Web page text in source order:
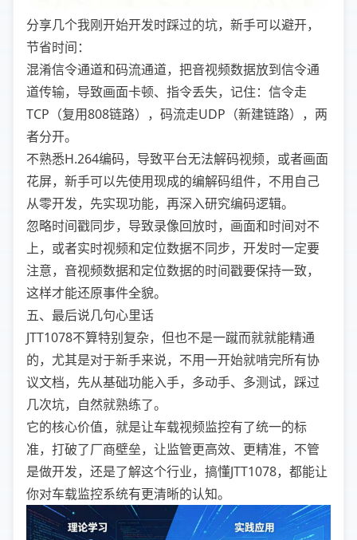
分享几个我刚开始开发时踩过的坑，新手可以避开，
节省时间：
混淆信令通道和码流通道，把音视频数据放到信令通
道传输，导致画面卡顿、指令丢失，记住：信令走
TCP（复用808链路），码流走UDP（新建链路），两
者分开。
不熟悉H.264编码，导致平台无法解码视频，或者画面
花屏，新手可以先使用现成的编解码组件，不用自己
从零开发，先实现功能，再深入研究编码逻辑。
忽略时间戳同步，导致录像回放时，画面和时间对不
上，或者实时视频和定位数据不同步，开发时一定要
注意，音视频数据和定位数据的时间戳要保持一致，
这样才能还原事件全貌。
五、最后说几句心里话
JTT1078不算特别复杂，但也不是一蹴而就就能精通
的，尤其是对于新手来说，不用一开始就啃完所有协
议文档，先从基础功能入手，多动手、多测试，踩过
几次坑，自然就熟练了。
它的核心价值，就是让车载视频监控有了统一的标
准，打破了厂商壁垒，让监管更高效、更精准，不管
是做开发，还是了解这个行业，搞懂JTT1078，都能让
你对车载监控系统有更清晰的认知。